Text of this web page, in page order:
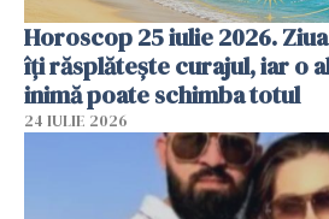
Horoscop 25 iulie 2026.
îți răsplătește curajul, iar o
inimă poate schimba totul
24 IULIE 2026